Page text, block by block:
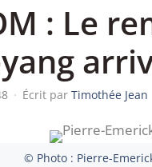
: Le
· Écrit parTimothée Jean
© Photo : Pierre-